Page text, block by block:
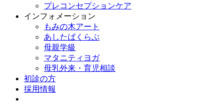
プレコンセプションケア
インフォメーション
もみの木アート
あしたばくらぶ
母親学級
マタニティヨガ
母乳外来・育児相談
初診の方
採用情報